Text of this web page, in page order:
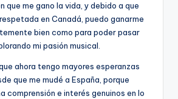
que me gano la vida, y debido a que
en Canadá, puedo ganarme
bien como para poder pasar
mi pasión musical.
ahora tengo mayores esperanzas
que me mudé a España, porque
comprensión e interés genuinos en lo